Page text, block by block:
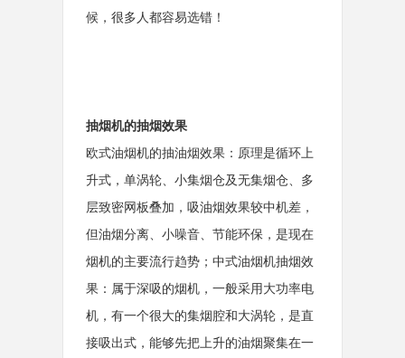
候，很多人都容易选错！
抽烟机的抽烟效果
欧式油烟机的抽油烟效果：原理是循环上
升式，单涡轮、小集烟仓及无集烟仓、多
层致密网板叠加，吸油烟效果较中机差，
但油烟分离、小噪音、节能环保，是现在
烟机的主要流行趋势；中式油烟机抽烟效
果：属于深吸的烟机，一般采用大功率电
机，有一个很大的集烟腔和大涡轮，是直
接吸出式，能够先把上升的油烟聚集在一